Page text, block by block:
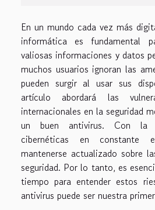
En un mundo cada vez más
informática es fundamental
valiosas informaciones y datos
muchos usuarios ignoran las
pueden surgir al usar sus
artículo abordará las
internacionales en la seguridad
un buen antivirus. Con la
cibernéticas en constante
mantenerse actualizado sobre
seguridad. Por lo tanto, es
tiempo para entender estos
antivirus puede ser nuestra